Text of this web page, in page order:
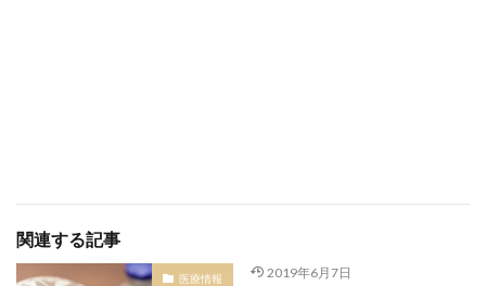
関連する記事
医療情報 2019年6月7日